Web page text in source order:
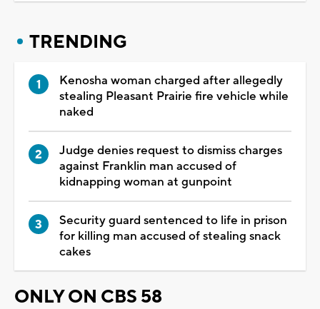
TRENDING
Kenosha woman charged after allegedly
stealing Pleasant Prairie fire vehicle while
naked
Judge denies request to dismiss charges
against Franklin man accused of
kidnapping woman at gunpoint
Security guard sentenced to life in prison
for killing man accused of stealing snack
cakes
ONLY ON CBS 58